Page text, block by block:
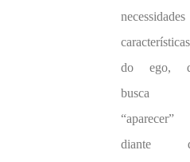
necessidades
características
do ego,
busca
“aparecer”
diante